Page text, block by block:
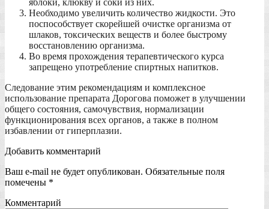
яблоки, клюкву и соки из них.
Необходимо увеличить количество жидкости. Это
поспособствует скорейшей очистке организма от
шлаков, токсических веществ и более быстрому
восстановлению организма.
Во время прохождения терапевтического курса
запрещено употребление спиртных напитков.
Следование этим рекомендациям и комплексное
использование препарата Дорогова поможет в улучшении
общего состояния, самочувствия, нормализации
функционирования всех органов, а также в полном
избавлении от гиперплазии.
Добавить комментарий
Ваш e-mail не будет опубликован. Обязательные поля
помечены *
Комментарий